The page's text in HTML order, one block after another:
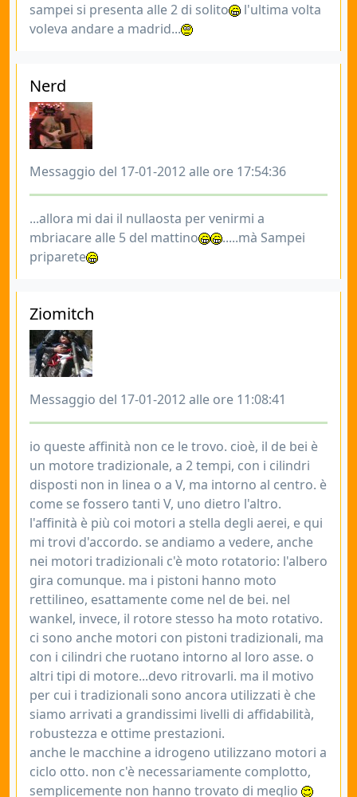
sampei si presenta alle 2 di solito
l'ultima volta
voleva andare a madrid...
Nerd
Messaggio del 17-01-2012 alle ore 17:54:36
...allora mi dai il nullaosta per venirmi a
mbriacare alle 5 del mattino
.....mà Sampei
priparete
Ziomitch
Messaggio del 17-01-2012 alle ore 11:08:41
io queste affinità non ce le trovo. cioè, il de bei è
un motore tradizionale, a 2 tempi, con i cilindri
disposti non in linea o a V, ma intorno al centro. è
come se fossero tanti V, uno dietro l'altro.
l'affinità è più coi motori a stella degli aerei, e qui
mi trovi d'accordo. se andiamo a vedere, anche
nei motori tradizionali c'è moto rotatorio: l'albero
gira comunque. ma i pistoni hanno moto
rettilineo, esattamente come nel de bei. nel
wankel, invece, il rotore stesso ha moto rotativo.
ci sono anche motori con pistoni tradizionali, ma
con i cilindri che ruotano intorno al loro asse. o
altri tipi di motore...devo ritrovarli. ma il motivo
per cui i tradizionali sono ancora utilizzati è che
siamo arrivati a grandissimi livelli di affidabilità,
robustezza e ottime prestazioni.
anche le macchine a idrogeno utilizzano motori a
ciclo otto. non c'è necessariamente complotto,
semplicemente non hanno trovato di meglio